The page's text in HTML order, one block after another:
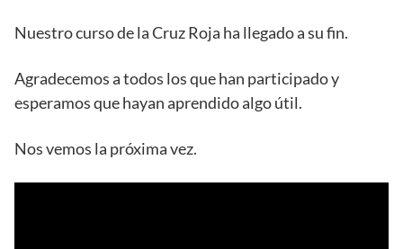
Nuestro curso de la Cruz Roja ha llegado a su fin.
Agradecemos a todos los que han participado y
esperamos que hayan aprendido algo útil.
Nos vemos la próxima vez.